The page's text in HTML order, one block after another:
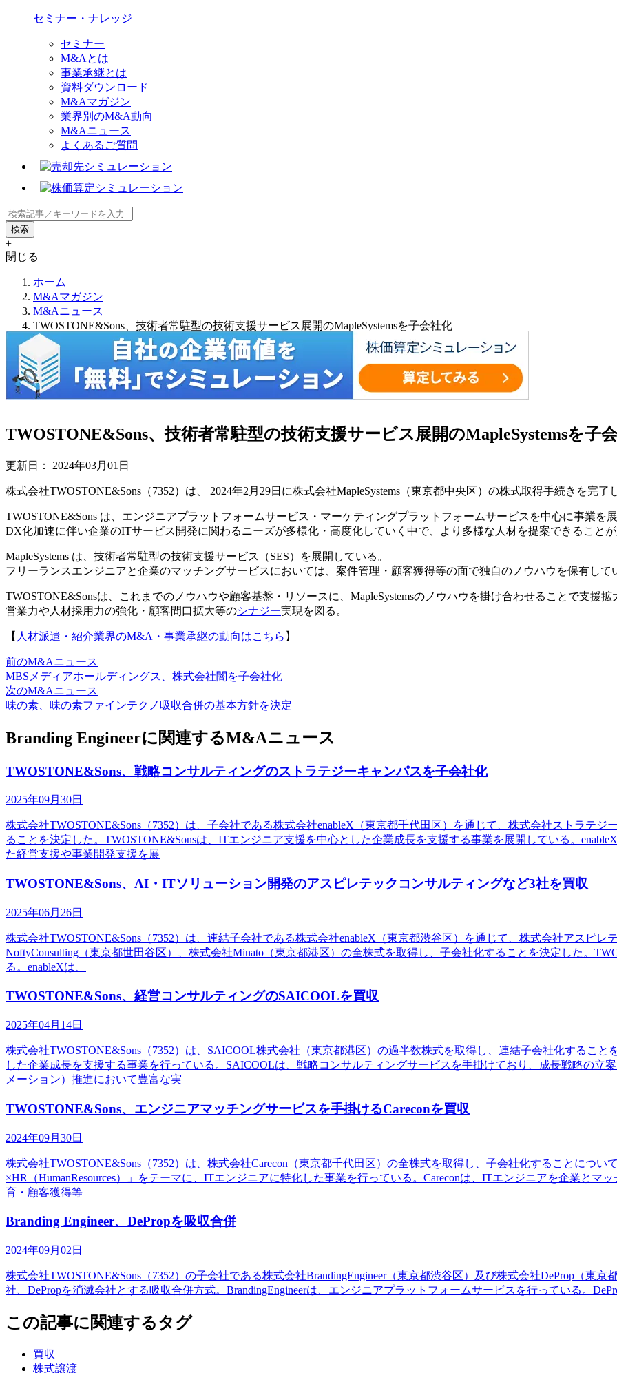
セミナー・ナレッジ
セミナー
M&Aとは
事業承継とは
資料ダウンロード
M&Aマガジン
業界別のM&A動向
M&Aニュース
よくあるご質問
+
閉じる
ホーム
M&Aマガジン
M&Aニュース
TWOSTONE&Sons、技術者常駐型の技術支援サービス展開のMapleSystemsを子会社化
TWOSTONE&Sons、技術者常駐型の技術支援サービス展開のMapleSystemsを子
更新日： 2024年03月01日
株式会社TWOSTONE&Sons（7352）は、 2024年2月29日に株式会社MapleSystems（東京都中央区）の株式取得手続きを完
TWOSTONE&Sons は、エンジニアプラットフォームサービス・マーケティングプラットフォームサービスを中心に事業を
DX化加速に伴い企業のITサービス開発に関わるニーズが多様化・高度化していく中で、より多様な人材を提案できること
MapleSystems は、技術者常駐型の技術支援サービス（SES）を展開している。
フリーランスエンジニアと企業のマッチングサービスにおいては、案件管理・顧客獲得等の面で独自のノウハウを保有して
TWOSTONE&Sonsは、これまでのノウハウや顧客基盤・リソースに、MapleSystemsのノウハウを掛け合わせることで支援
営業力や人材採用力の強化・顧客間口拡大等のシナジー実現を図る。
【 人材派遣・紹介業界のM&A・事業承継の動向はこちら 】
前のM&Aニュース
MBSメディアホールディングス、株式会社闇を子会社化
次のM&Aニュース
味の素、味の素ファインテクノ吸収合併の基本方針を決定
Branding Engineerに関連するM&Aニュース
TWOSTONE&Sons、戦略コンサルティングのストラテジーキャンパスを子会社化
2025年09月30日
株式会社TWOSTONE&Sons（7352）は、子会社である株式会社enableX（東京都千代田区）を通じて、株式会社ストラテ
ることを決定した。TWOSTONE&Sonsは、ITエンジニア支援を中心とした企業成長を支援する事業を展開している。
た経営支援や事業開発支援を展
TWOSTONE&Sons、AI・ITソリューション開発のアスピレテックコンサルティングなど3社を買収
2025年06月26日
株式会社TWOSTONE&Sons（7352）は、連結子会社である株式会社enableX（東京都渋谷区）を通じて、株式会社アスピ
NoftyConsulting（東京都世田谷区）、株式会社Minato（東京都港区）の全株式を取得し、子会社化することを決定した。
る。enableXは、
TWOSTONE&Sons、経営コンサルティングのSAICOOLを買収
2025年04月14日
株式会社TWOSTONE&Sons（7352）は、SAICOOL株式会社（東京都港区）の過半数株式を取得し、連結子会社化するこ
した企業成長を支援する事業を行っている。SAICOOLは、戦略コンサルティングサービスを手掛けており、成長戦略の立
メーション）推進において豊富な実
TWOSTONE&Sons、エンジニアマッチングサービスを手掛けるCareconを買収
2024年09月30日
株式会社TWOSTONE&Sons（7352）は、株式会社Carecon（東京都千代田区）の全株式を取得し、子会社化することについ
×HR（HumanResources）」をテーマに、ITエンジニアに特化した事業を行っている。Careconは、ITエンジニアを企業とマ
育・顧客獲得等
Branding Engineer、DePropを吸収合併
2024年09月02日
株式会社TWOSTONE&Sons（7352）の子会社である株式会社BrandingEngineer（東京都渋谷区）及び株式会社DeProp（東
社、DePropを消滅会社とする吸収合併方式。BrandingEngineerは、エンジニアプラットフォームサービスを行っている。
この記事に関連するタグ
買収
株式譲渡